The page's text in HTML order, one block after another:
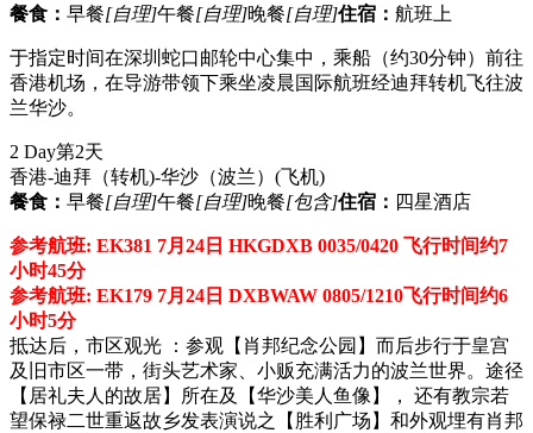
餐食： 早餐[自理]午餐[自理]晚餐[自理]住宿： 航班上
于指定时间在深圳蛇口邮轮中心集中，乘船（约30分钟）前往
香港机场，在导游带领下乘坐凌晨国际航班经迪拜转机飞往波
兰华沙。
2 Day第2天
香港-迪拜（转机)-华沙（波兰） (飞机)
餐食： 早餐[自理]午餐[自理]晚餐[包含]住宿： 四星酒店
参考航班: EK381 7月24日 HKGDXB 0035/0420 飞行时间约7
小时45分
参考航班: EK179 7月24日 DXBWAW 0805/1210飞行时间约6
小时5分
抵达后，市区观光 ：参观【肖邦纪念公园】而后步行于皇宫
及旧市区一带，街头艺术家、小贩充满活力的波兰世界。途径
【居礼夫人的故居】所在及【华沙美人鱼像】， 还有教宗若
望保禄二世重返故乡发表演说之【胜利广场】和外观埋有肖邦